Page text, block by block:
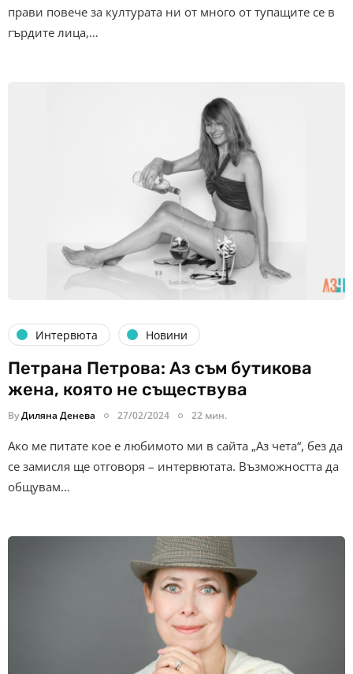
прави повече за културата ни от много от тупащите се в
гърдите лица,…
Интервюта Новини
Петрана Петрова: Аз съм бутикова
жена, която не съществува
ByДиляна Денева 27/02/2024 22 мин.
Ако ме питате кое е любимото ми в сайта „Аз чета“, без да
се замисля ще отговоря – интервютата. Възможността да
общувам…